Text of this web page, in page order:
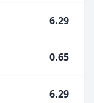
6.29
0.65
6.29